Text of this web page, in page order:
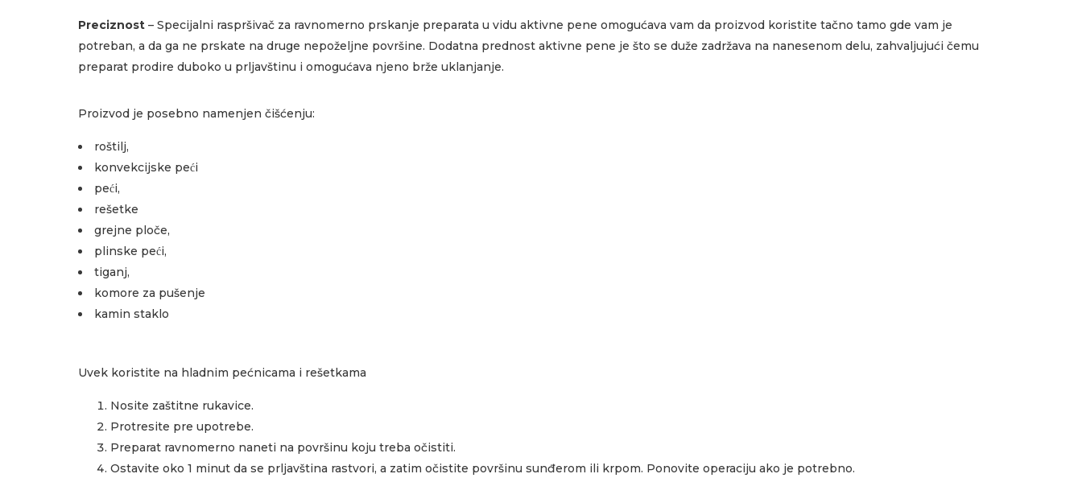
Preciznost – Specijalni raspršivač za ravnomerno prskanje preparata u vidu aktivne pene omogućava vam da proizvod koristite tačno tamo gde vam je
potreban, a da ga ne prskate na druge nepoželjne površine. Dodatna prednost aktivne pene je što se duže zadržava na nanesenom delu, zahvaljujući čemu
preparat prodire duboko u prljavštinu i omogućava njeno brže uklanjanje.
Proizvod je posebno namenjen čišćenju:
roštilj,
konvekcijske peći
peći,
rešetke
grejne ploče,
plinske peći,
tiganj,
komore za pušenje
kamin staklo
Uvek koristite na hladnim pećnicama i rešetkama
Nosite zaštitne rukavice.
Protresite pre upotrebe.
Preparat ravnomerno naneti na površinu koju treba očistiti.
Ostavite oko 1 minut da se prljavština rastvori, a zatim očistite površinu sunđerom ili krpom. Ponovite operaciju ako je potrebno.